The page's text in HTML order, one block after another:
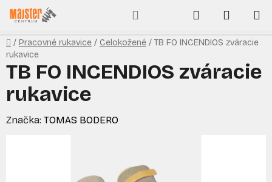
Prejsť
na
obsah
Hľadať
KOŠÍK
Domov
/ Pracovné rukavice / Celokožené / TB FO INCENDIOS zváracie
rukavice
TB FO INCENDIOS zváracie
rukavice
Značka: TOMAS BODERO